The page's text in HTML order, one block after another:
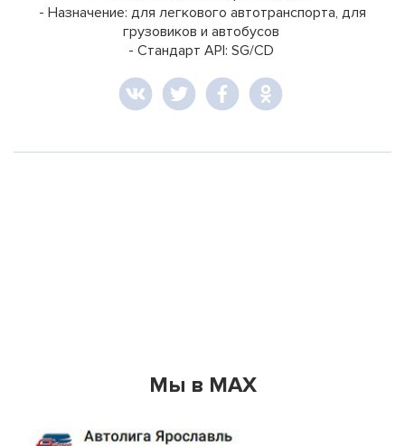
- Назначение: для легкового автотранспорта, для
грузовиков и автобусов
- Стандарт API: SG/CD
Мы в MAX